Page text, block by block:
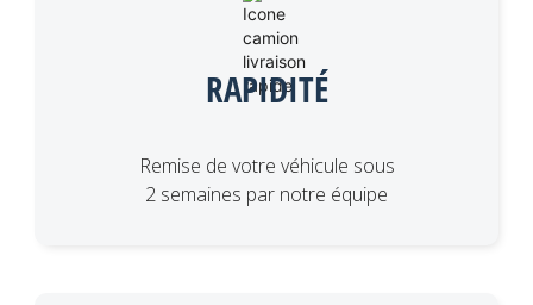
RAPIDITÉ
Remise de votre véhicule sous
2 semaines par notre équipe